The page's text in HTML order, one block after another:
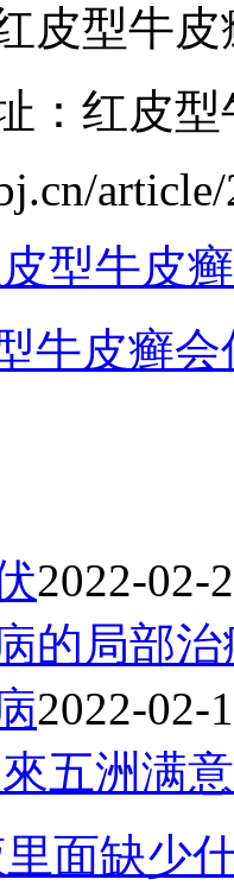
皮型牛
：红皮
型牛皮
牛皮癣会
2022-02-
的局部治
2022-02-
五洲满意
面缺少